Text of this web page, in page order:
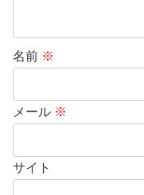
名前 ※
メール ※
サイト